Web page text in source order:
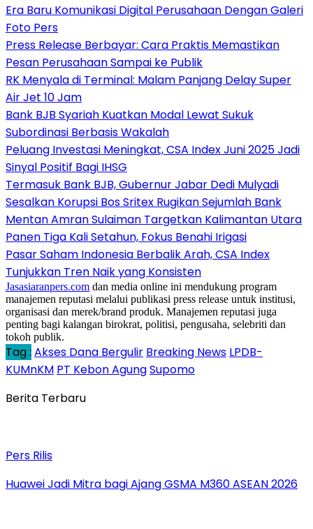
Era Baru Komunikasi Digital Perusahaan Dengan Galeri
Foto Pers
Press Release Berbayar: Cara Praktis Memastikan
Pesan Perusahaan Sampai ke Publik
RK Menyala di Terminal: Malam Panjang Delay Super
Air Jet 10 Jam
Bank BJB Syariah Kuatkan Modal Lewat Sukuk
Subordinasi Berbasis Wakalah
Peluang Investasi Meningkat, CSA Index Juni 2025 Jadi
Sinyal Positif Bagi IHSG
Termasuk Bank BJB, Gubernur Jabar Dedi Mulyadi
Sesalkan Korupsi Bos Sritex Rugikan Sejumlah Bank
Mentan Amran Sulaiman Targetkan Kalimantan Utara
Panen Tiga Kali Setahun, Fokus Benahi Irigasi
Pasar Saham Indonesia Berbalik Arah, CSA Index
Tunjukkan Tren Naik yang Konsisten
Jasasiaranpers.com dan media online ini mendukung program
manajemen reputasi melalui publikasi press release untuk institusi,
organisasi dan merek/brand produk. Manajemen reputasi juga
penting bagi kalangan birokrat, politisi, pengusaha, selebriti dan
tokoh publik.
Tag : Akses Dana Bergulir Breaking News LPDB-
KUMnKM PT Kebon AgungSupomo
Berita Terbaru
Pers Rilis
Huawei Jadi Mitra bagi Ajang GSMA M360 ASEAN 2026